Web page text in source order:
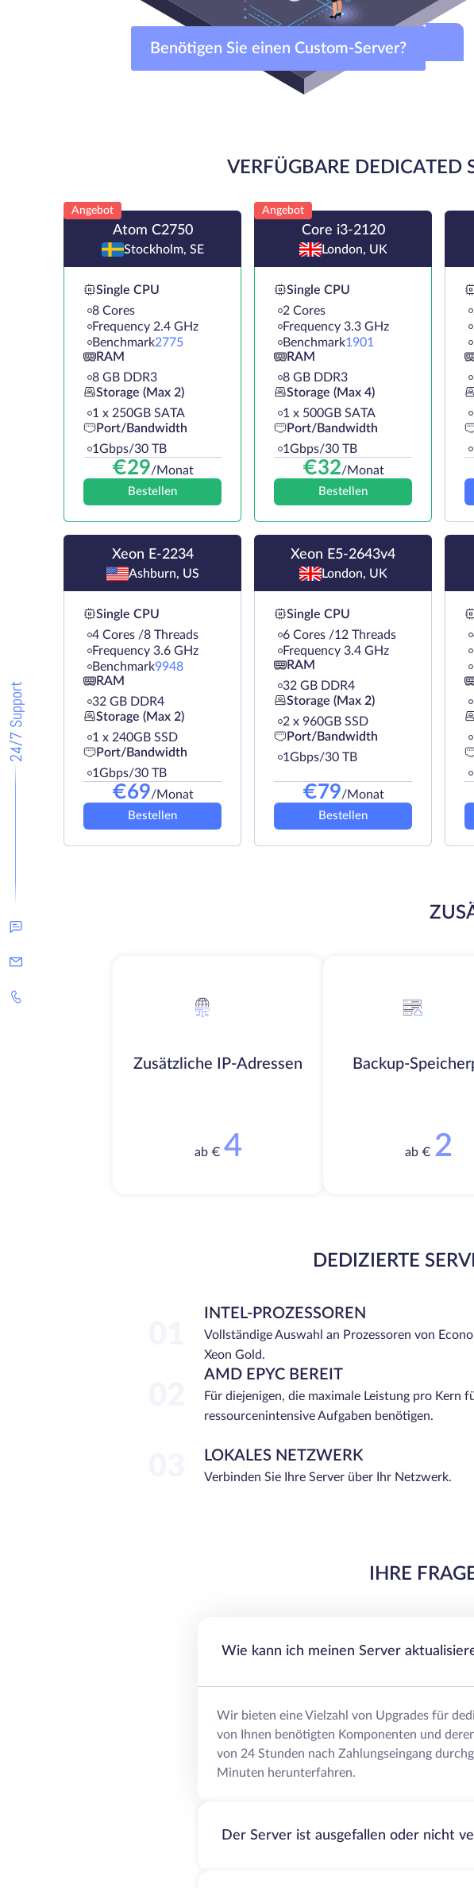
24/7 Support
Benötigen Sie einen Custom-Server?
VERFÜGBARE DEDICATED
Angebot
Atom C2750
Stockholm, SE
Single CPU
8 Cores
Frequency 2.4 GHz
Benchmark2775
RAM
8 GB DDR3
Storage (Max 2)
1 х 250GB SATA
Port/Bandwidth
1Gbps/30 TB
€29/Monat
Bestellen
Angebot
Core i3-2120
London, UK
Single CPU
2 Cores
Frequency 3.3 GHz
Benchmark1901
RAM
8 GB DDR3
Storage (Max 4)
1 х 500GB SATA
Port/Bandwidth
1Gbps/30 TB
€32/Monat
Bestellen
Xeon E-2234
Ashburn, US
Single CPU
4 Cores /8 Threads
Frequency 3.6 GHz
Benchmark9948
RAM
32 GB DDR4
Storage (Max 2)
1 х 240GB SSD
Port/Bandwidth
1Gbps/30 TB
€69/Monat
Bestellen
Xeon E5-2643v4
London, UK
Single CPU
6 Cores /12 Threads
Frequency 3.4 GHz
RAM
32 GB DDR4
Storage (Max 2)
2 х 960GB SSD
Port/Bandwidth
1Gbps/30 TB
€79/Monat
Bestellen
Zusätzliche IP-Adressen
ab € 4
Backup-
ab € 2
DEDIZIERTE
INTEL-PROZESSOREN
Vollständige Auswahl an Prozessoren von
Xeon Gold.
AMD EPYC BEREIT
Für diejenigen, die maximale Leistung pro Kern
ressourcenintensive Aufgaben benötigen.
LOKALES NETZWERK
Verbinden Sie Ihre Server über Ihr Netzwerk.
IHRE
Wie kann ich meinen Server
Wir bieten eine Vielzahl von Upgrades für
von Ihnen benötigten Komponenten und
von 24 Stunden nach Zahlungseingang
Minuten herunterfahren.
Der Server ist ausgefallen oder nicht